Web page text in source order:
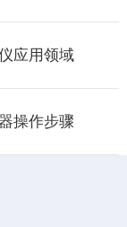
应用领域
操作步骤